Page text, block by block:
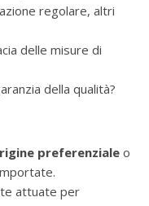
regolare, altri
delle misure di
della qualità?
preferenziale o
attuate per